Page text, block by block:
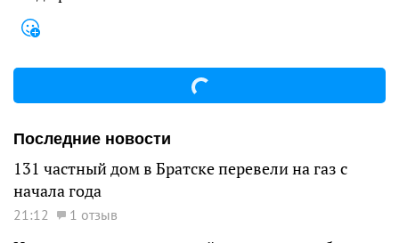
Последние новости
131 частный дом в Братске перевели на газ с
начала года
21:12 1 отзыв